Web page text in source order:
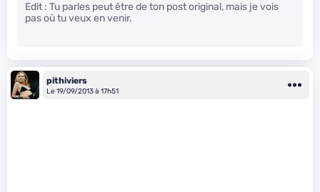
Edit : Tu parles peut être de ton post original, mais je vois
pas où tu veux en venir.
pithiviers
Le 19/09/2013 à 17h51